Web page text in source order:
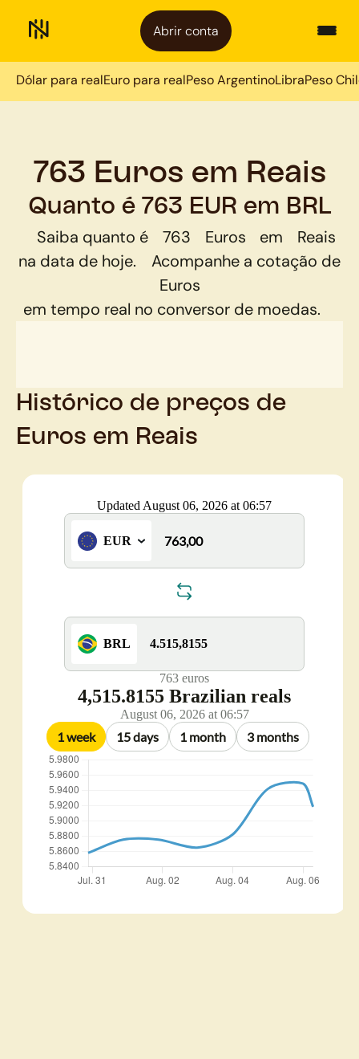
Abrir conta
Dólar para realEuro para realPeso ArgentinoLibraPeso
763 Euros em Reais
Quanto é 763 EUR em BRL
Saiba quanto é 763 Euros em
Reais
na data de hoje.
Acompanhe a cotação de
Euros
em tempo real no conversor de moedas.
Histórico de preços de
Euros em Reais